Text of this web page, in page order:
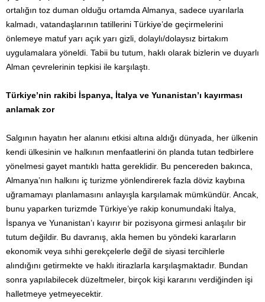
ortalığın toz duman olduğu ortamda Almanya, sadece uyarılarla
kalmadı, vatandaşlarının tatillerini Türkiye’de geçirmelerini
önlemeye matuf yarı açık yarı gizli, dolaylı/dolaysız birtakım
uygulamalara yöneldi. Tabii bu tutum, haklı olarak bizlerin ve duyarlı
Alman çevrelerinin tepkisi ile karşılaştı.
Türkiye’nin rakibi İspanya, İtalya ve Yunanistan’ı kayırması
anlamak zor
Salgının hayatın her alanını etkisi altına aldığı dünyada, her ülkenin
kendi ülkesinin ve halkının menfaatlerini ön planda tutan tedbirlere
yönelmesi gayet mantıklı hatta gereklidir. Bu pencereden bakınca,
Almanya’nın halkını iç turizme yönlendirerek fazla döviz kaybına
uğramamayı planlamasını anlayışla karşılamak mümkündür. Ancak,
bunu yaparken turizmde Türkiye’ye rakip konumundaki İtalya,
İspanya ve Yunanistan’ı kayırır bir pozisyona girmesi anlaşılır bir
tutum değildir. Bu davranış, akla hemen bu yöndeki kararların
ekonomik veya sıhhi gerekçelerle değil de siyasi tercihlerle
alındığını getirmekte ve haklı itirazlarla karşılaşmaktadır. Bundan
sonra yapılabilecek düzeltmeler, birçok kişi kararını verdiğinden işi
halletmeye yetmeyecektir.